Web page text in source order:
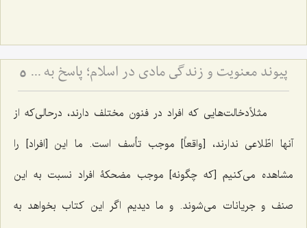
پیوند معنویت و زندگی مادی در اسلام؛ پاسخ به یک شبهه اساسی - تبیین جامعیت اسلام در تأمین رشد معنوی و مادی انسان و بررسی نقش جسم، تغذیه و شرایط ظاهری در تعالی روح 5
مثلاًدخالت‌هایی که افراد در فنون مختلف دارند، درحالی‌که از
آنها اطّلاعی ندارند، [واقعاً] موجب تأسف است. ما این [افراد] را
مشاهده می‌کنیم [که چگونه] موجب مضحکۀ افراد نسبت به این
صنف و جریانات می‌شوند. و ما دیدیم اگر این کتاب بخواهد به